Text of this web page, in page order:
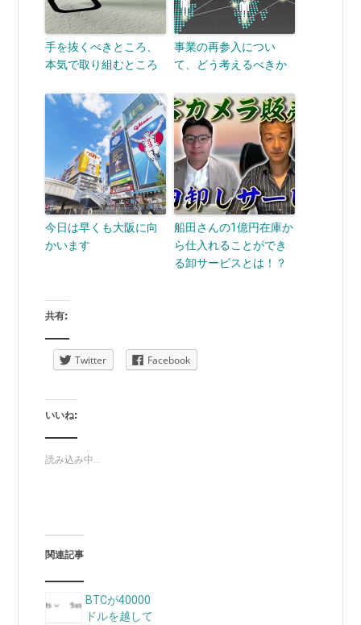
手を抜くべきところ、
本気で取り組むところ
事業の再参入につい
て、どう考えるべきか
今日は早くも大阪に向
かいます
船田さんの1億円在庫か
ら仕入れることができ
る卸サービスとは！？
共有:
Twitter Facebook
いいね:
読み込み中...
関連記事
BTCが40000
ドルを越して